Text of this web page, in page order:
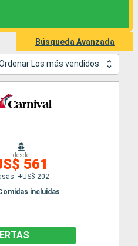
Búsqueda Avanzada
Los más vendidos
desde
561
+US$ 202
incluidas